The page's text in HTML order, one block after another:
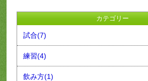
カテゴリー
試合(7)
練習(4)
飲み方(1)